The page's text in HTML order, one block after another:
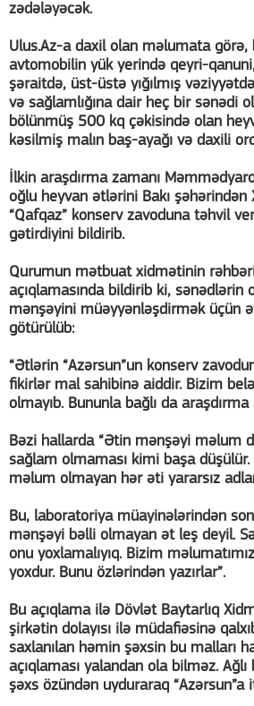
zədələyəcək.
Ulus.Az-a daxil olan məlumata görə,
avtomobilin yük yerində qeyri-
şəraitdə, üst-üstə yığılmış
və sağlamlığına dair heç bir sənədi
bölünmüş 500 kq çəkisində olan
kəsilmiş malın baş-ayağı və daxili
İlkin araşdırma zamanı
oğlu heyvan ətlərini Bakı şəhərindən
“Qafqaz” konserv zavoduna təhvil
gətirdiyini bildirib.
Qurumun mətbuat xidmətinin
açıqlamasında bildirib ki, sənədlərin
mənşəyini müəyyənləşdirmək üçün
götürülüb:
“Ətlərin “Azərsun”un konserv
fikirlər mal sahibinə aiddir. Bizim
olmayıb. Bununla bağlı da araşdırma
Bəzi hallarda “Ətin mənşəyi məlum
sağlam olmaması kimi başa
məlum olmayan hər əti yararsız
Bu, laboratoriya müayinələrindən
mənşəyi bəlli olmayan ət leş deyil.
onu yoxlamalıyıq. Bizim
yoxdur. Bunu özlərindən yazırlar”.
Bu açıqlama ilə Dövlət Baytarlıq
şirkətin dolayısı ilə müdafiəsinə
saxlanılan həmin şəxsin bu malları
açıqlaması yalandan ola bilməz.
şəxs özündən uyduraraq